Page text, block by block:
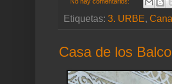
Etiquetas: 3. URBE,
Casa de los